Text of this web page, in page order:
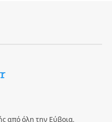
από όλη την Εύβοια.